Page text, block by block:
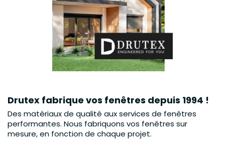
Drutex fabrique vos fenêtres depuis 1994 !
Des matériaux de qualité aux services de fenêtres
performantes. Nous fabriquons vos fenêtres sur
mesure, en fonction de chaque projet.